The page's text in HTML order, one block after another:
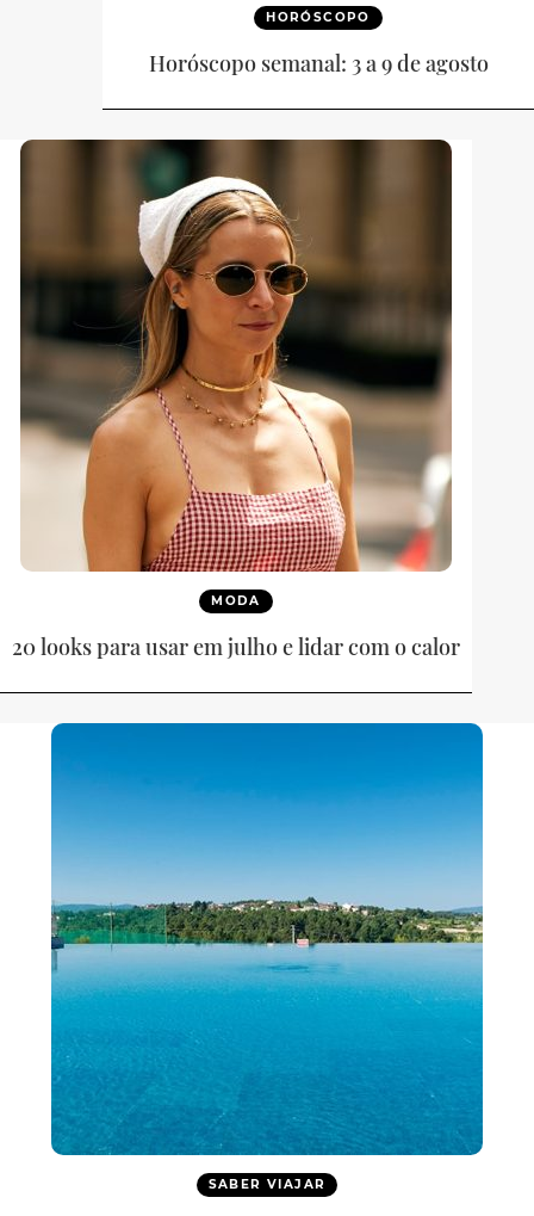
HORÓSCOPO
Horóscopo semanal: 3 a 9 de agosto
MODA
20 looks para usar em julho e lidar com o calor
SABER VIAJAR